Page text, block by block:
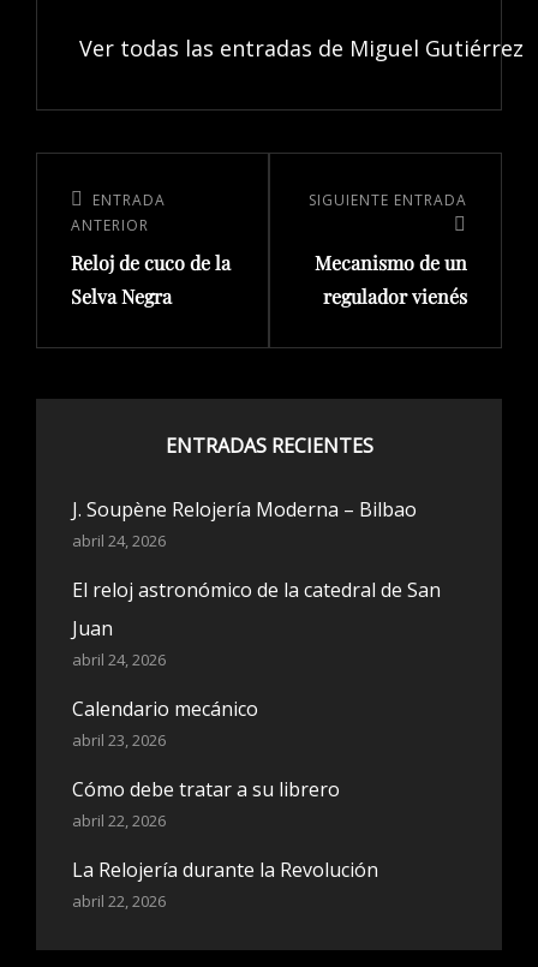
Ver todas las entradas de Miguel Gutiérrez
ENTRADA
ANTERIOR
Reloj de cuco de la
Selva Negra
SIGUIENTE ENTRADA
Mecanismo de un
regulador vienés
ENTRADAS RECIENTES
J. Soupène Relojería Moderna – Bilbao
abril 24, 2026
El reloj astronómico de la catedral de San
Juan
abril 24, 2026
Calendario mecánico
abril 23, 2026
Cómo debe tratar a su librero
abril 22, 2026
La Relojería durante la Revolución
abril 22, 2026